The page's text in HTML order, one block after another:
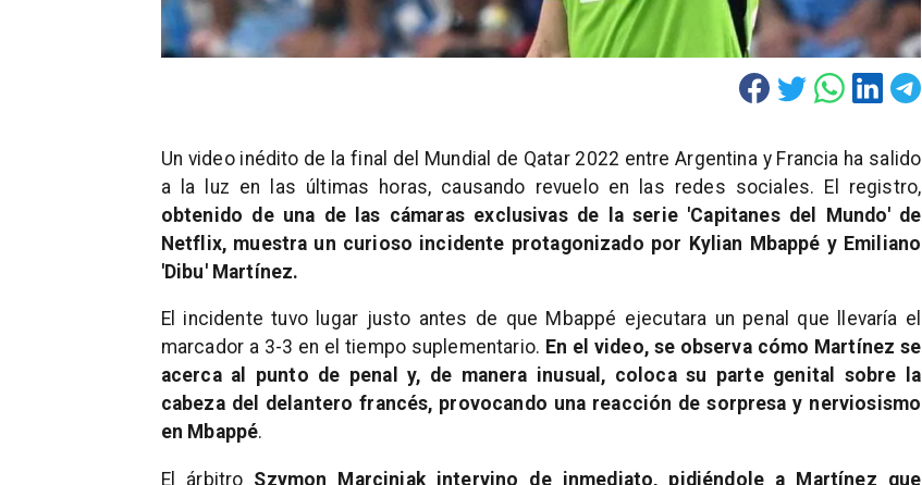
Un video inédito de la final del Mundial de Qatar 2022 entre Argentina y Francia ha salido
a la luz en las últimas horas, causando revuelo en las redes sociales. El registro,
obtenido de una de las cámaras exclusivas de la serie 'Capitanes del Mundo' de
Netflix, muestra un curioso incidente protagonizado por Kylian Mbappé y Emiliano
'Dibu' Martínez.
El incidente tuvo lugar justo antes de que Mbappé ejecutara un penal que llevaría el
marcador a 3-3 en el tiempo suplementario. En el video, se observa cómo Martínez se
acerca al punto de penal y, de manera inusual, coloca su parte genital sobre la
cabeza del delantero francés, provocando una reacción de sorpresa y nerviosismo
en Mbappé.
El árbitro Szymon Marciniak intervino de inmediato, pidiéndole a Martínez que